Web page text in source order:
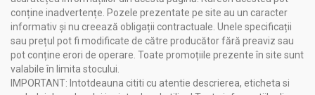
Stimulează digestia: Ghimbirul ajută la digestia
sănătoasă și poate reduce simptomele de balonare sau
disconfort gastric.
Sursă de antioxidanți : Ghimbirul și lămâia conțin
compuși care combat radicalii liberi și sprijină sănătatea
celulelor.
conține inadvertențe. Pozele prezentate pe site au un caracter
informativ și nu creează obligații contractuale. Unele specificații
sau prețul pot fi modificate de către producător fără preaviz sau
pot conține erori de operare. Toate promoțiile prezente în site sunt
valabile în limita stocului.
IMPORTANT: Intotdeauna cititi cu atentie descrierea, eticheta si